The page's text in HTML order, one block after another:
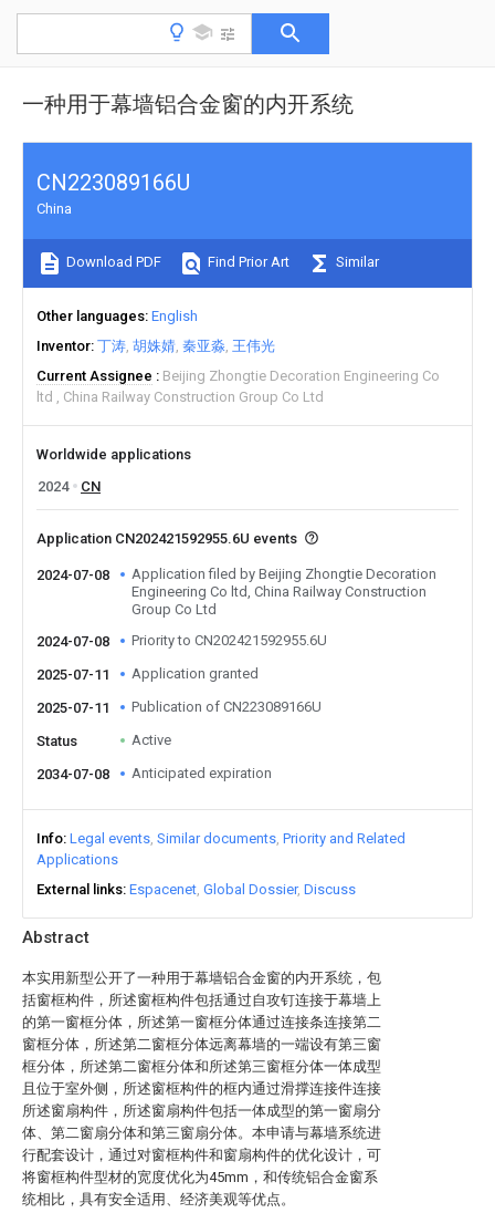
一种用于幕墙铝合金窗的内开系统
Abstract
本实用新型公开了一种用于幕墙铝合金窗的内开系统，包
括窗框构件，所述窗框构件包括通过自攻钉连接于幕墙上
的第一窗框分体，所述第一窗框分体通过连接条连接第二
窗框分体，所述第二窗框分体远离幕墙的一端设有第三窗
框分体，所述第二窗框分体和所述第三窗框分体一体成型
且位于室外侧，所述窗框构件的框内通过滑撑连接件连接
所述窗扇构件，所述窗扇构件包括一体成型的第一窗扇分
体、第二窗扇分体和第三窗扇分体。本申请与幕墙系统进
行配套设计，通过对窗框构件和窗扇构件的优化设计，可
将窗框构件型材的宽度优化为45mm，和传统铝合金窗系
统相比，具有安全适用、经济美观等优点。
CN223089166U
China
Download PDF Find Prior Art Similar
Other languages English
Inventor 丁涛 胡姝婧 秦亚淼 王伟光
Current Assignee
Beijing Zhongtie Decoration Engineering Co
ltd
China Railway Construction Group Co Ltd
Worldwide applications
2024
CN
Application CN202421592955.6U events
2024-07-08
Application filed by Beijing Zhongtie Decoration
Engineering Co ltd, China Railway Construction
Group Co Ltd
2024-07-08
Priority to CN202421592955.6U
2025-07-11 Application granted
2025-07-11 Publication of CN223089166U
Status Active
2034-07-08 Anticipated expiration
Info Legal events Similar documents Priority and Related
Applications
External links Espacenet Global Dossier Discuss